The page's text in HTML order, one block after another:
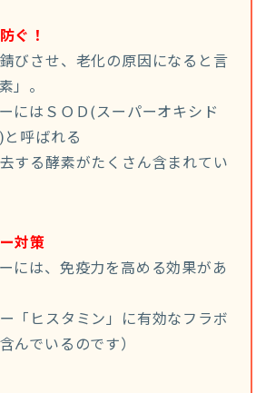
ぐ！
錆びさせ、老化の原因になると言
」。
にはＳＯＤ(スーパーオキシド
呼ばれる
する酵素がたくさん含まれてい
対策
には、免疫力を高める効果があ
「ヒスタミン」に有効なフラボ
んでいるのです）